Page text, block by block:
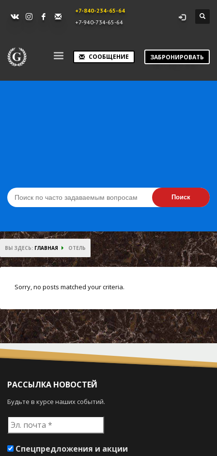
+7-840-234-65-64
+7-940-734-65-64
СООБЩЕНИЕ ЗАБРОНИРОВАТЬ
ВЫ ЗДЕСЬ: ГЛАВНАЯ ОТЕЛЬ
Sorry, no posts matched your criteria.
РАССЫЛКА НОВОСТЕЙ
Будьте в курсе наших событий.
Эл.
почта
Спецпредложения и акции